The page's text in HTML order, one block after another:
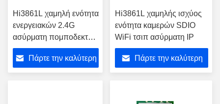
Hi3861L χαμηλή ενότητα
ενεργειακών 2.4G
ασύρματη πομποδεκτών
SDIO WiFi για
τηλεοπτικό Doorbell
Πάρτε την καλύτερη
Hi3861L χαμηλής ισχύος
ενότητα καμερών SDIO
WiFi τσιπ ασύρματη IP
Πάρτε την καλύτερη